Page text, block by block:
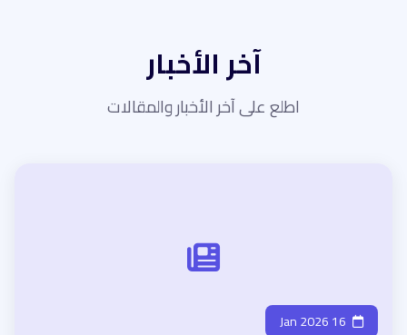
آخر الأخبار
اطلع على آخر الأخبار والمقالات